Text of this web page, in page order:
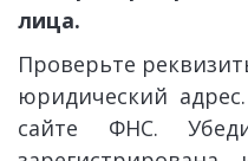
лица.
Проверьте
юридический
сайте ФНС.